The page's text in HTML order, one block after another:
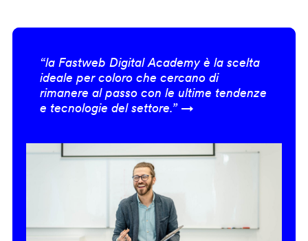
“la Fastweb Digital Academy è la scelta
ideale per coloro che cercano di
rimanere al passo con le ultime tendenze
e tecnologie del settore.” →